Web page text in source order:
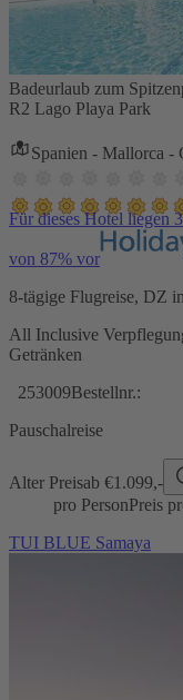
Badeurlaub zum
R2 Lago Playa Park
Spanien - Mallorca -
Für dieses Hotel liegen
von 87% vor
8-tägige Flugreise, DZ
All Inclusive
Getränken
253009Bestellnr.:
Pauschalreise
Alter Preisab €1.099,-
pro PersonPreis
TUI BLUE Samaya